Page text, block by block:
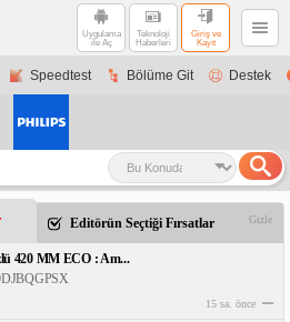
Uygulama
ile Aç
Teknoloji
Haberleri
Giriş ve
Kayıt
Speedtest Bölüme Git Destek
Editörün Seçtiği Fırsatlar Gizle
420 MM ECO : Am...
15 sa. önce